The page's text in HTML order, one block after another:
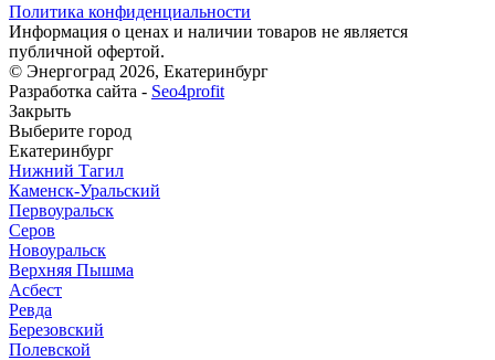
Политика конфиденциальности
Информация о ценах и наличии товаров не является
публичной офертой.
© Энергоград 2026, Екатеринбург
Разработка сайта - Seo4profit
Закрыть
Выберите город
Екатеринбург
Нижний Тагил
Каменск-Уральский
Первоуральск
Серов
Новоуральск
Верхняя Пышма
Асбест
Ревда
Березовский
Полевской